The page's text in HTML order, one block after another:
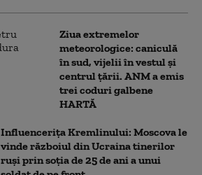
Ziua extremelor
meteorologice: caniculă
în sud, vijelii în vestul și
centrul țării. ANM a emis
trei coduri galbene
HARTĂ
Influencerița Kremlinului: Moscova le
vinde războiul din Ucraina tinerilor
ruși prin soția de 25 de ani a unui